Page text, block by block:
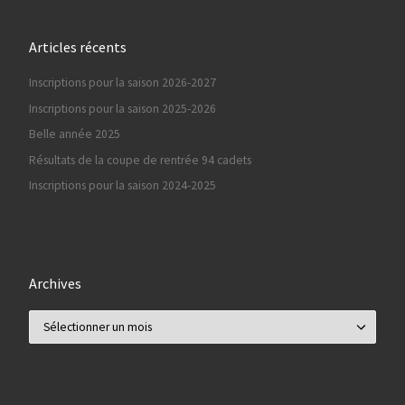
Articles récents
Inscriptions pour la saison 2026-2027
Inscriptions pour la saison 2025-2026
Belle année 2025
Résultats de la coupe de rentrée 94 cadets
Inscriptions pour la saison 2024-2025
Archives